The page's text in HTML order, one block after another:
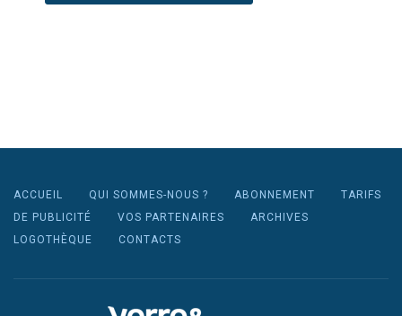
ACCUEIL QUI SOMMES-NOUS ? ABONNEMENT
TARIFS
DE PUBLICITÉ
VOS PARTENAIRES
ARCHIVES
LOGOTHÈQUE
CONTACTS